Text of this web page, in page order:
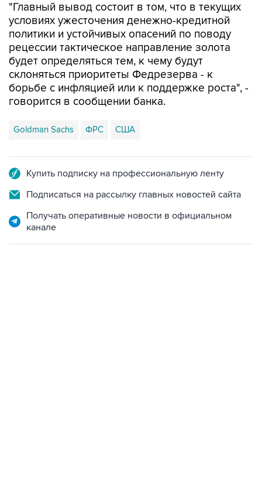
"Главный вывод состоит в том, что в текущих
условиях ужесточения денежно-кредитной
политики и устойчивых опасений по поводу
рецессии тактическое направление золота
будет определяться тем, к чему будут
склоняться приоритеты Федрезерва - к
борьбе с инфляцией или к поддержке роста", -
говорится в сообщении банка.
Goldman Sachs ФРС США
Купить подписку на профессиональную ленту
Подписаться на рассылку главных новостей сайта
Получать оперативные новости в официальном
канале